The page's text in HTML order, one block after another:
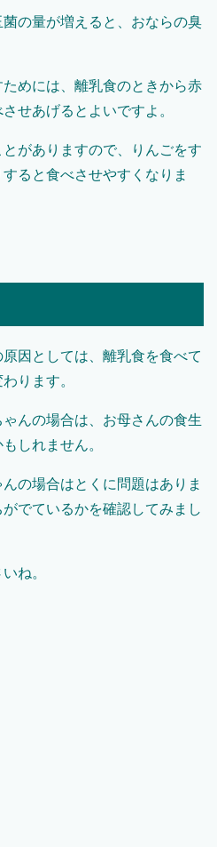
の量が増えると、おならの臭
めには、離乳食のときから赤
せあげるとよいですよ。
がありますので、りんごをす
ると食べさせやすくなりま
因としては、離乳食を食べて
ります。
んの場合は、お母さんの食生
しれません。
の場合はとくに問題はありま
でているかを確認してみまし
ね。